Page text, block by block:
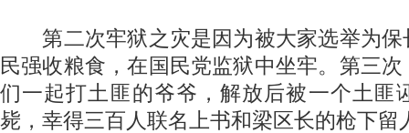
第二次牢狱之灾是因为被大家选举为保
民强收粮食，在国民党监狱中坐牢。第三
们一起打土匪的爷爷，解放后被一个土匪
毙，幸得三百人联名上书和梁区长的枪下留